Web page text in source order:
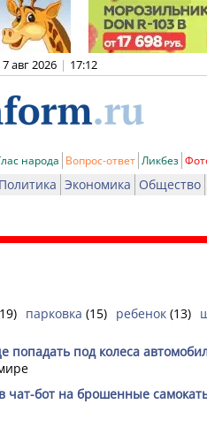
7 авг 2026 | 17:12
народа Вопрос-ответ Ликбез
Политика Экономика Общество
парковка (15) ребенок (13)
попадать под колеса
чат-бот на брошенные